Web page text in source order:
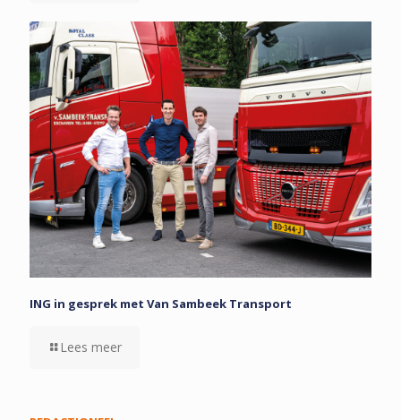
ING in gesprek met Van Sambeek Transport
Lees meer